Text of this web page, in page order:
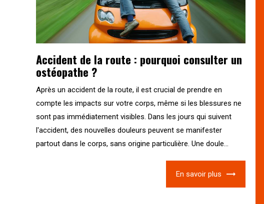
Accident de la route : pourquoi consulter un
ostéopathe ?
Après un accident de la route, il est crucial de prendre en
compte les impacts sur votre corps, même si les blessures ne
sont pas immédiatement visibles. Dans les jours qui suivent
l'accident, des nouvelles douleurs peuvent se manifester
partout dans le corps, sans origine particulière. Une doule...
En savoir plus